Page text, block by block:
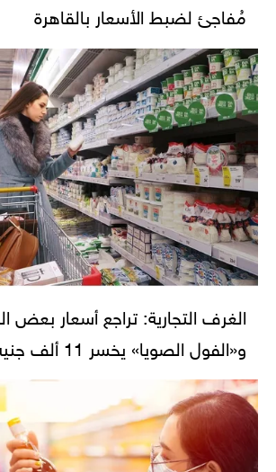
مُفاجئ لضبط الأسعار بالقاهرة
الغرف التجارية: تراجع أسعار بعض
و«الفول الصويا» يخسر 11 ألف جنيه في الطن